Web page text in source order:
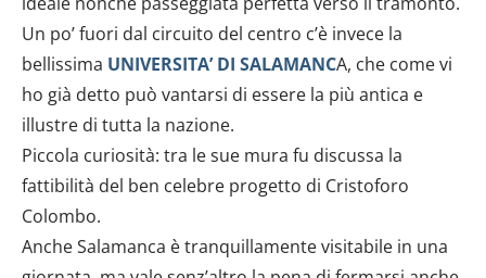
Un po’ fuori dal circuito del centro c’è invece la
bellissima UNIVERSITA’ DI SALAMANCA, che come vi
ho già detto può vantarsi di essere la più antica e
illustre di tutta la nazione.
Piccola curiosità: tra le sue mura fu discussa la
fattibilità del ben celebre progetto di Cristoforo
Colombo.
Anche Salamanca è tranquillamente visitabile in una